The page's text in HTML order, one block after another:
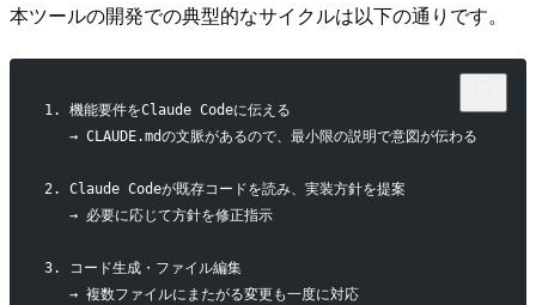
本ツールの開発での典型的なサイクルは以下の通りです。
1. 機能要件をClaude Codeに伝える
   → CLAUDE.mdの文脈があるので、最小限の説明で意図が伝わる
2. Claude Codeが既存コードを読み、実装方針を提案
   → 必要に応じて方針を修正指示
3. コード生成・ファイル編集
   → 複数ファイルにまたがる変更も一度に対応